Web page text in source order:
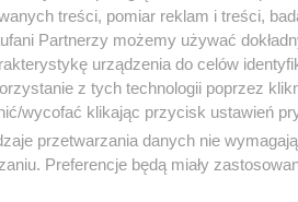
Jagiellońskiego w
najbardziej oswoić
możliwość
ta przestrzeń, w której
treści, pomiar reklam i treści,
Partnerzy możemy używać
urządzenia do celów
z tych technologii poprzez
wycofać klikając przycisk ustawień
przetwarzania danych nie
Preferencje będą miały